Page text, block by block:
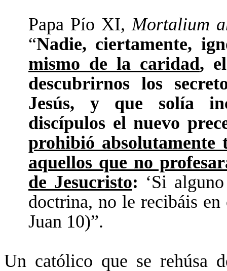
Papa Pío XI,Mortalium
“Nadie, ciertamente,
mismo de la caridad,
descubrirnos los
Jesús, y que solía
discípulos el nuevo
prohibió
aquellos que no
de Jesucristo: ‘Si
doctrina, no le recibáis en
Juan 10)”.
Un católico que se rehúsa